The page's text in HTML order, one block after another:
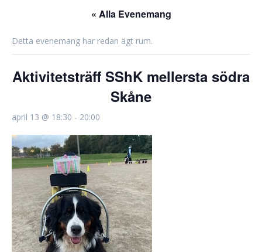
« Alla Evenemang
Detta evenemang har redan ägt rum.
Aktivitetsträff SShK mellersta södra
Skåne
april 13 @ 18:30 - 20:00